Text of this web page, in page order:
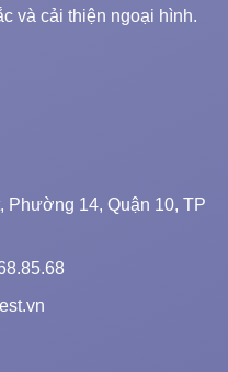
và cải thiện ngoại hình.
14, Quận 10, TP